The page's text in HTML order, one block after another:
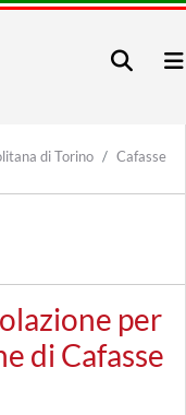
di Torino
Cafasse
per
di Cafasse